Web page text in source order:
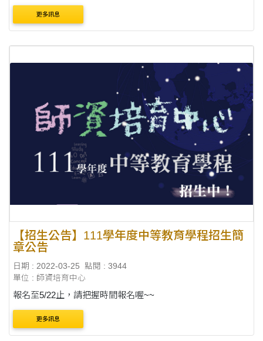
大樓H123教室舉辦， 前50位準時報到者，師培中心為您準備
輕食午餐一份唷(發完為止) 歡迎....
更多訊息
【招生公告】111學年度中等教育學程招生簡
章公告
日期 : 2022-03-25
點閱 : 3944
單位 : 師資培育中心
報名至5/22止，請把握時間報名喔~~
更多訊息